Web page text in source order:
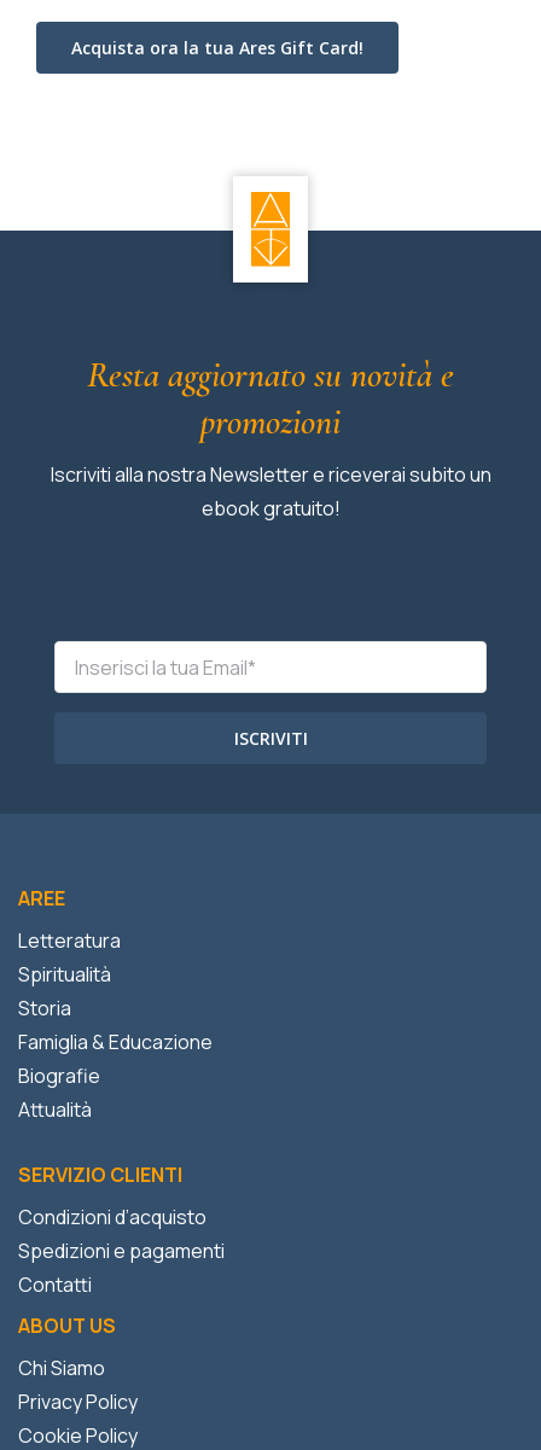
Acquista ora la tua Ares Gift Card!
Resta aggiornato su novità e
promozioni
Iscriviti alla nostra Newsletter e riceverai subito un
ebook gratuito!
ISCRIVITI
AREE
Letteratura
Spiritualità
Storia
Famiglia & Educazione
Biografie
Attualità
SERVIZIO CLIENTI
Condizioni d’acquisto
Spedizioni e pagamenti
Contatti
ABOUT US
Chi Siamo
Privacy Policy
Cookie Policy